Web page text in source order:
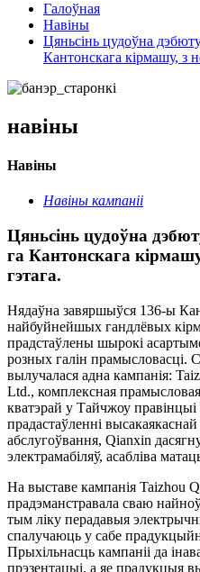
Галоўная
Навіны
Цяньсінь цудоўна
Кантонскага кірмашу, з
навіны
Навіны
Навіны кампаніі
Цяньсінь цудоўна
га Кантонскага
гэтага.
Нядаўна завяршыўся 136-ы
найбуйнейшых гандлёвых
прадстаўлены шырокі
розных галін прамысловасці.
вылучалася адна кампанія:
Ltd., комплексная
кватэрай у Тайчжоу
прадастаўленні
абслугоўвання, Qianxin
электрамабіляў, асабліва
На выставе кампанія Taizhou
прадэманстравала сваю
тым ліку перадавыя
спалучаюць у сабе
Прыхільнасць кампаніі да
прэзентацыі, а яе прадукцыя